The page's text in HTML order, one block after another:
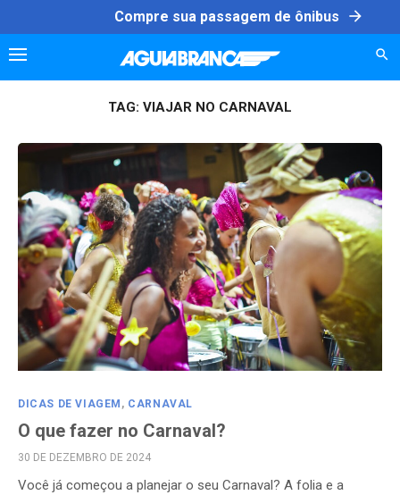
to
content
Compre sua passagem de ônibus arrow_forward
TAG: VIAJAR NO CARNAVAL
DICAS DE VIAGEM , CARNAVAL
O que fazer no Carnaval?
POSTED
30 DE DEZEMBRO DE 2024
Você já começou a planejar o seu Carnaval? A folia e a